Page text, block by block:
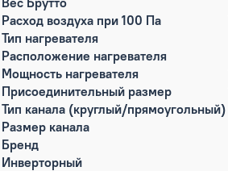
Расход воздуха при 100 Па
Тип нагревателя
Расположение нагревателя
Мощность нагревателя
Присоединительный размер
Тип канала (круглый/прямоугольный)
Размер канала
Бренд
Инверторный